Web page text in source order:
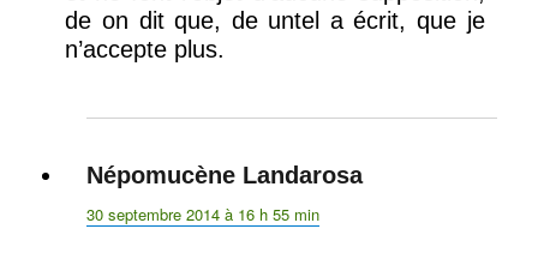
de on dit que, de untel a écrit, que je
n’accepte plus.
Népomucène Landarosadit :
30 septembre 2014 à 16 h 55 min